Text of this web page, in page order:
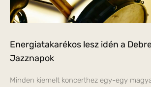
Energiatakarékos lesz idén a
Jazznapok
Minden kiemelt koncerthez egy-egy